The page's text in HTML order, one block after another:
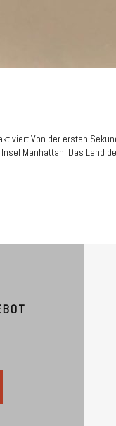
für
New
Von der ersten
Manhattan. Das Land